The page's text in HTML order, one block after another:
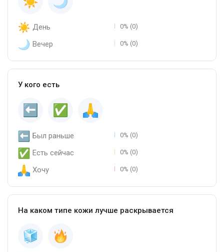
День 0% (0)
Вечер 0% (0)
У кого есть
Был раньше 0% (0)
Есть сейчас 0% (0)
Хочу 0% (0)
На каком типе кожи лучше раскрывается